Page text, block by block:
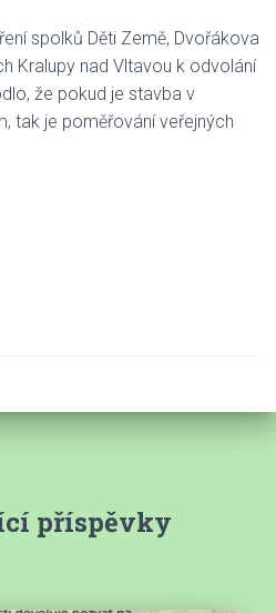
spolků Děti Země, Dvořákova
Kralupy nad Vltavou k odvolání
že pokud je stavba v
tak je poměřování veřejných
příspěvky